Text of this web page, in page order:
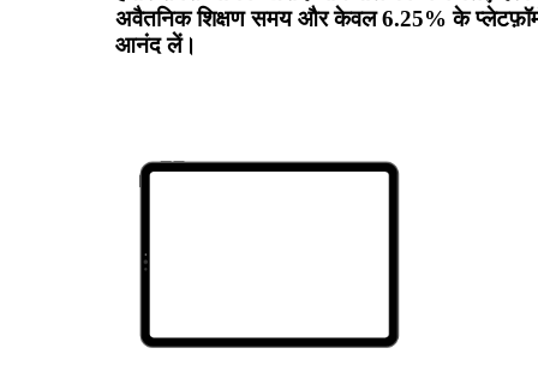
अवैतनिक शिक्षण समय और केवल 6.25% के
आनंद लें।